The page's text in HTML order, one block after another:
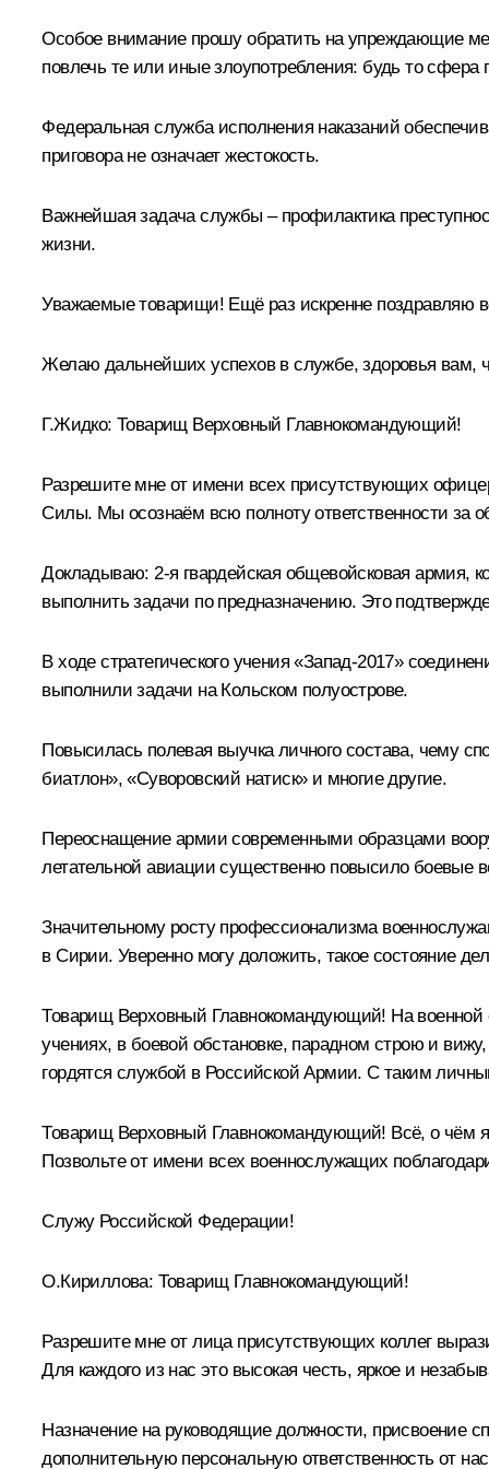
Особое внимание прошу обратить на упреждающие
повлечь те или иные злоупотребления: будь то сфера
Федеральная служба исполнения наказаний
приговора не означает жестокость.
Важнейшая задача службы – профилактика
жизни.
Уважаемые товарищи! Ещё раз искренне поздравляю
Желаю дальнейших успехов в службе, здоровья вам,
Г.Жидко: Товарищ Верховный Главнокомандующий!
Разрешите мне от имени всех присутствующих
Силы. Мы осознаём всю полноту ответственности за
Докладываю: 2-я гвардейская общевойсковая армия,
выполнить задачи по предназначению. Это
В ходе стратегического учения «Запад-2017»
выполнили задачи на Кольском полуострове.
Повысилась полевая выучка личного состава, чему
биатлон», «Суворовский натиск» и многие другие.
Переоснащение армии современными образцами
летательной авиации существенно повысило боевые
Значительному росту профессионализма
в Сирии. Уверенно могу доложить, такое состояние
Товарищ Верховный Главнокомандующий! На военной
учениях, в боевой обстановке, парадном строю и
гордятся службой в Российской Армии. С таким
Товарищ Верховный Главнокомандующий! Всё, о чём
Позвольте от имени всех военнослужащих
Служу Российской Федерации!
О.Кириллова: Товарищ Главнокомандующий!
Разрешите мне от лица присутствующих коллег
Для каждого из нас это высокая честь, яркое и
Назначение на руководящие должности, присвоение
дополнительную персональную ответственность от